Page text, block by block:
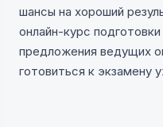
шансы на хороший
онлайн-курс
предложения ведущих
готовиться к экзамену